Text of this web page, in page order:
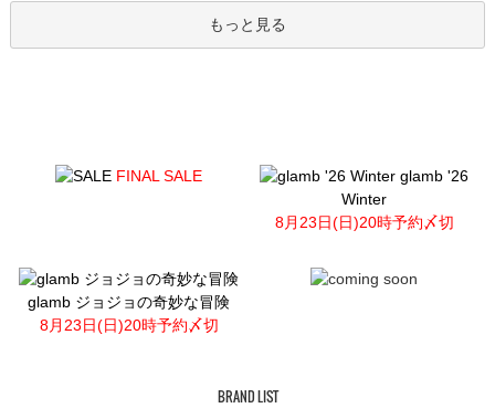
もっと見る
FINAL SALE
glamb '26
Winter
8月23日(日)20時予約〆切
glamb ジョジョの奇妙な冒険
8月23日(日)20時予約〆切
BRAND LIST